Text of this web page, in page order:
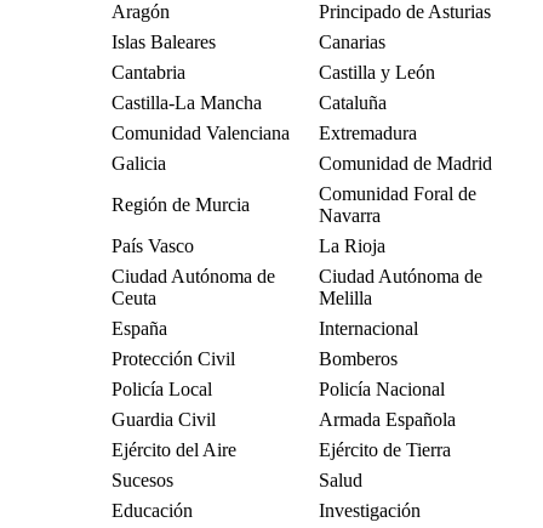
Aragón
Principado de Asturias
Islas Baleares
Canarias
Cantabria
Castilla y León
Castilla-La Mancha
Cataluña
Comunidad Valenciana
Extremadura
Galicia
Comunidad de Madrid
Región de Murcia
Comunidad Foral de
Navarra
País Vasco
La Rioja
Ciudad Autónoma de
Ceuta
Ciudad Autónoma de
Melilla
España
Internacional
Protección Civil
Bomberos
Policía Local
Policía Nacional
Guardia Civil
Armada Española
Ejército del Aire
Ejército de Tierra
Sucesos
Salud
Educación
Investigación